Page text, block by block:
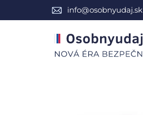
info@osobnyudaj.sk